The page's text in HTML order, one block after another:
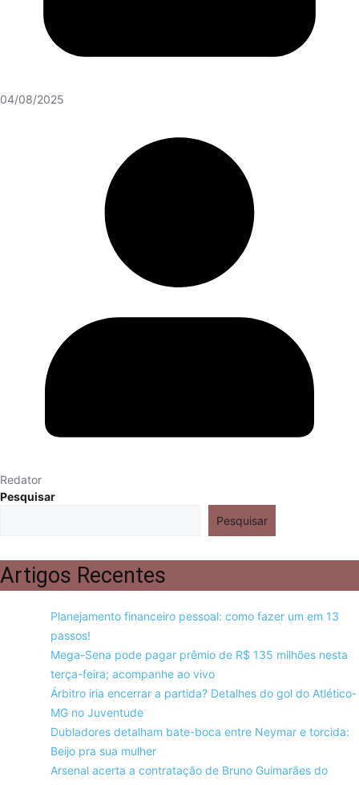
04/08/2025
Redator
Pesquisar
Pesquisar
Artigos Recentes
Planejamento financeiro pessoal: como fazer um em 13
passos!
Mega-Sena pode pagar prêmio de R$ 135 milhões nesta
terça-feira; acompanhe ao vivo
Árbitro iria encerrar a partida? Detalhes do gol do Atlético-
MG no Juventude
Dubladores detalham bate-boca entre Neymar e torcida:
Beijo pra sua mulher
Arsenal acerta a contratação de Bruno Guimarães do